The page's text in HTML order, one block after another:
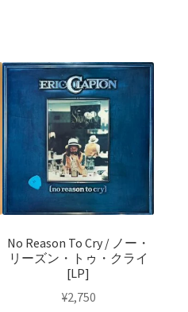
No Reason To Cry / ノー・
リーズン・トゥ・クライ
[LP]
¥2,750